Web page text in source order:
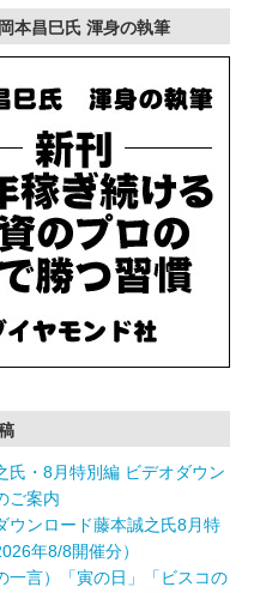
岡本昌巳氏 渾身の執筆
氏・8月特別編 ビデオダウン
ご案内
ウンロード藤本誠之氏8月特
年8/8開催分）
一言）「寅の日」「ビスコの